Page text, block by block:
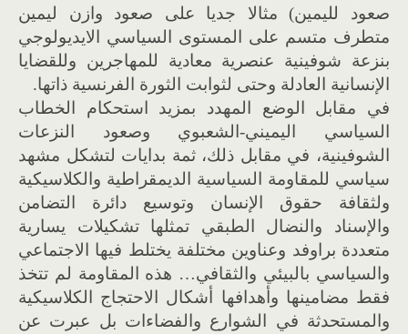
صعود لليمين) مثالا جديا على صعود وازن ليمين
متطرف متسم على المستوى السياسي الايديولوجي
بنزعة شوفينية عنصرية معادية للمهاجرين وللقضايا
الإنسانية العادلة وحتى لثوابت الثورة الفرنسية ذاتها.
في مقابل الوضع المهدد بمزيد استحكام الخطاب
السياسي اليميني-الشعبوي وصعود النزعات
الشوفينية، في مقابل ذلك، ثمة بدايات لتشكل مشهد
سياسي للمقاومة السياسية الديمقراطية والكلاسيكية
ولثقافة حقوق الإنسان وتوسيع دائرة التضامن
والإسناد والنضال الطبقي تمثلها تشكيلات يسارية
متعددة براوفد وعناوين مختلفة يختلط فيها الاجتماعي
والسياسي بالبيئي والثقافي… هذه المقاومة لم تتخذ
فقط مضامينها وأهدافها أشكال الاحتجاج الكلاسيكية
والمستحدثة في الشوارع والفضاءات بل عبرت عن